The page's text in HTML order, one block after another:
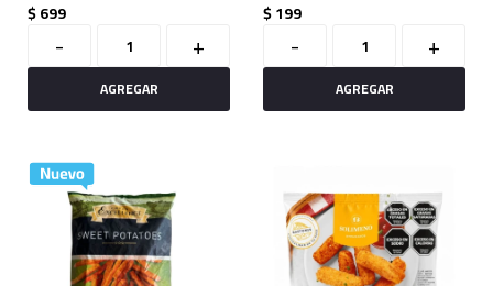
$699
- +
$199
- +